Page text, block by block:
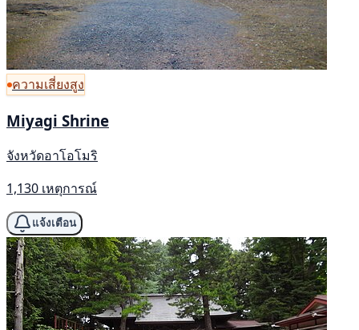
ความเสี่ยงสูง
Miyagi Shrine
จังหวัดอาโอโมริ
1,130 เหตุการณ์
แจ้งเตือน